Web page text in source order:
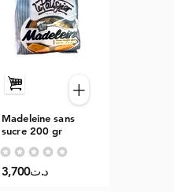
+
Madeleine sans
sucre 200 gr
Aucune note pour le moment
3,700د.ت